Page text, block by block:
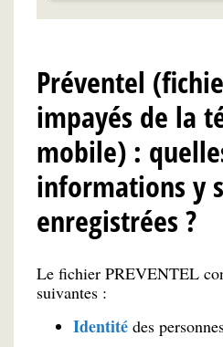
Préventel
impayés de la
mobile) :
informations y
enregistrées ?
Le fichier PREVENTEL
suivantes :
Identité des